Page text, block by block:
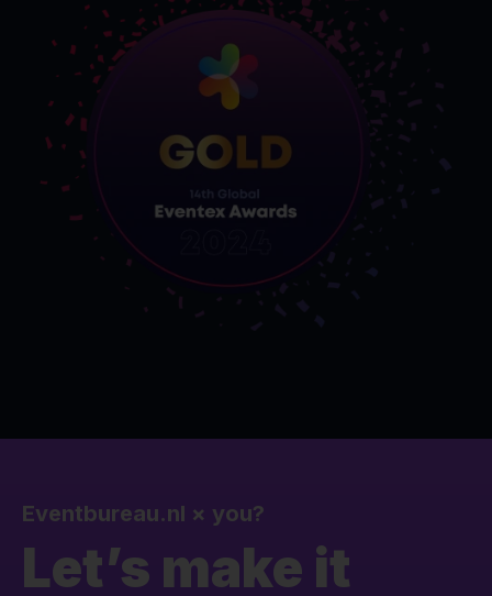
Eventbureau.nl × you?
Let’s make it